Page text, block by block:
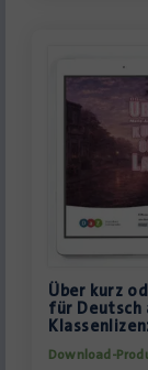
Über kurz
für Deutsch
Download-